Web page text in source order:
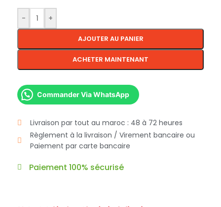
- +
AJOUTER AU PANIER
ACHETER MAINTENANT
Commander Via WhatsApp
Livraison par tout au maroc : 48 à 72 heures
Règlement à la livraison / Virement bancaire ou
Paiement par carte bancaire
Paiement 100% sécurisé